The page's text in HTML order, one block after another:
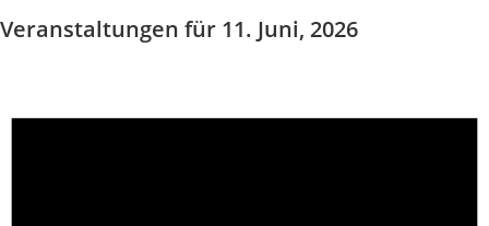
Veranstaltungen für 11. Juni, 2026